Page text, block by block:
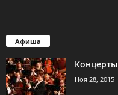
Афиша
Концерты
Ноя 28, 2015